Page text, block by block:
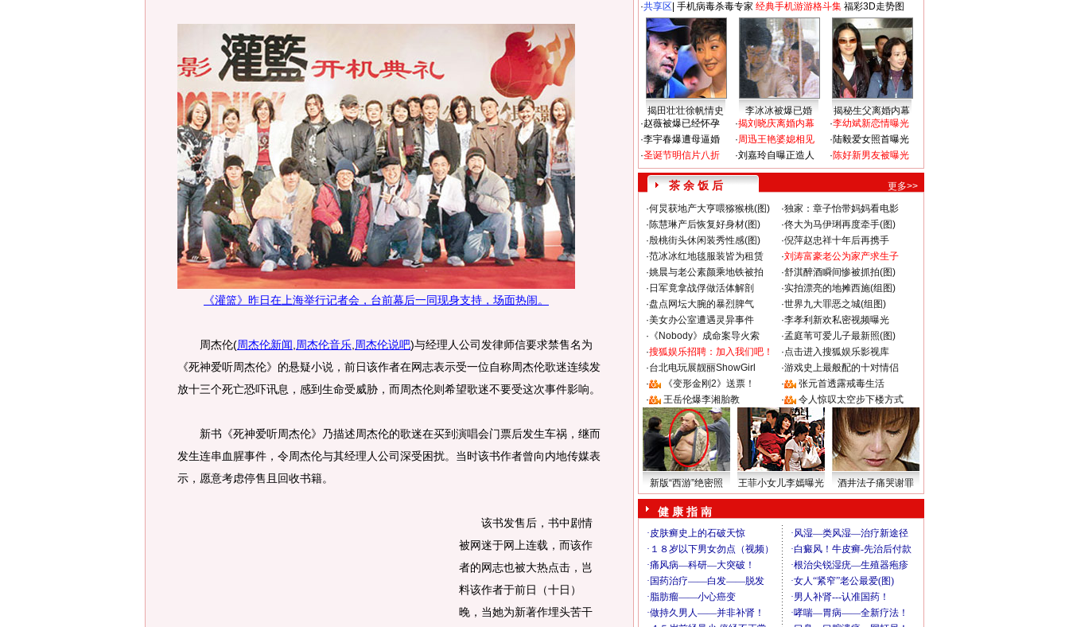
《灌篮》昨日在上海举行记者会，台前幕后一同现身支持，场面热闹。
周杰伦(周杰伦新闻 周杰伦音乐 周杰伦说吧)与经理人公司发律师信要求禁售名为
《死神爱听周杰伦》的悬疑小说，前日该作者在网志表示受一位自称周杰伦歌迷连续发
放十三个死亡恐吓讯息，感到生命受威胁，而周杰伦则希望歌迷不要受这次事件影响。
新书《死神爱听周杰伦》乃描述周杰伦的歌迷在买到演唱会门票后发生车祸，继而
发生连串血腥事件，令周杰伦与其经理人公司深受困扰。当时该书作者曾向内地传媒表
示，愿意考虑停售且回收书籍。
该书发售后，书中剧情
被网迷于网上连载，而该作
者的网志也被大热点击，岂
料该作者于前日（十日）
晚，当她为新著作埋头苦干
·共享区 手机病毒杀毒专家 经典手机游游格斗集 福彩3D走势图
揭田壮壮徐帆情史 李冰冰被爆已婚
揭秘生父离婚内幕
·赵薇被爆已经怀孕
·李宇春爆遭母逼婚
·圣诞节明信片八折
·揭刘晓庆离婚内幕
·周迅王艳婆媳相见
·刘嘉玲自曝正造人
·李幼斌新恋情曝光
·陆毅爱女照首曝光
·陈好新男友被曝光
茶 余 饭 后
更多>>
·何炅获地产大亨喂猕猴桃(图) ·独家：章子怡带妈妈看电影
·陈慧琳产后恢复好身材(图) ·佟大为马伊琍再度牵手(图)
·殷桃街头休闲装秀性感(图) ·倪萍赵忠祥十年后再携手
·范冰冰红地毯服装皆为租赁 ·刘涛富豪老公为家产求生子
·姚晨与老公素颜乘地铁被拍 ·舒淇醉酒瞬间惨被抓拍(图)
· 日军竟拿战俘做活体解剖 ·实拍漂亮的地摊西施(组图)
·盘点网坛大腕的暴烈脾气 ·世界九大罪恶之城(组图)
·美女办公室遭遇灵异事件 ·李孝利新欢私密视频曝光
· 《Nobody》成命案导火索 ·孟庭苇可爱儿子最新照(图)
·搜狐娱乐招聘：加入我们吧！ ·点击进入搜狐娱乐影视库
·台北电玩展靓丽ShowGirl ·游戏史上最般配的十对情侣
·
《变形金刚2》送票！ ·
张元首透露戒毒生活
·
王岳伦爆李湘胎教 · 令人惊叹太空步下楼方式
新版“西游”绝密照 王菲小女儿李嫣曝光 酒井法子痛哭谢罪
健 康 指 南